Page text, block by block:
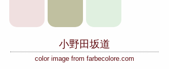
小野田坂道
color image from farbecolore.com